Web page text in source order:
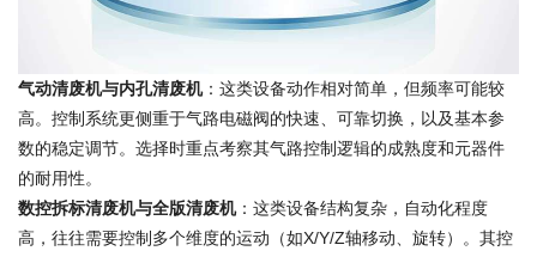
气动清废机与内孔清废机：这类设备动作相对简单，但频率可能较
高。控制系统更侧重于气路电磁阀的快速、可靠切换，以及基本参
数的稳定调节。选择时重点考察其气路控制逻辑的成熟度和元器件
的耐用性。
数控拆标清废机与全版清废机：这类设备结构复杂，自动化程度
高，往往需要控制多个维度的运动（如X/Y/Z轴移动、旋转）。其控